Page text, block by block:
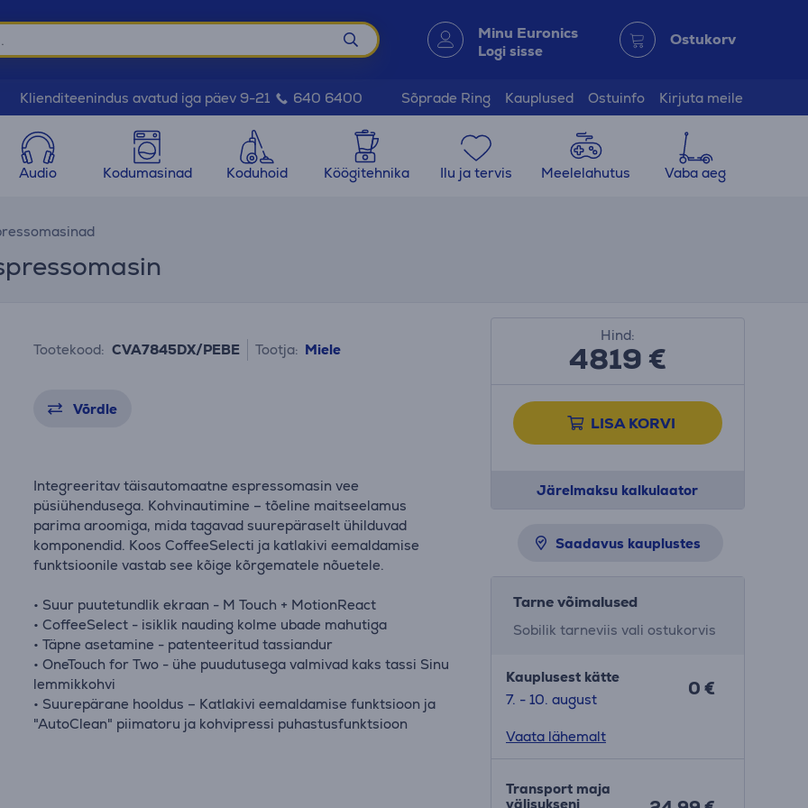
Minu Euronics
Logi sisse
Ostukorv
Klienditeenindus avatud iga päev 9-21 640 6400 Sõprade Ring Kauplused Ostuinfo Kirjuta meile
Audio Kodumasinad Koduhoid Köögitehnika Ilu ja tervis Meelelahutus Vaba aeg
Tootekood: CVA7845DX/PEBE Tootja: Miele
Võrdle
Integreeritav täisautomaatne espressomasin vee
püsiühendusega. Kohvinautimine – tõeline maitseelamus
parima aroomiga, mida tagavad suurepäraselt ühilduvad
komponendid. Koos CoffeeSelecti ja katlakivi eemaldamise
funktsioonile vastab see kõige kõrgematele nõuetele.
• Suur puutetundlik ekraan - M Touch + MotionReact
• CoffeeSelect - isiklik nauding kolme ubade mahutiga
• Täpne asetamine - patenteeritud tassiandur
• OneTouch for Two - ühe puudutusega valmivad kaks tassi Sinu
lemmikkohvi
• Suurepärane hooldus – Katlakivi eemaldamise funktsioon ja
"AutoClean" piimatoru ja kohvipressi puhastusfunktsioon
Hind:
4819 €
LISA KORVI
Järelmaksu kalkulaator
Saadavus kauplustes
Tarne võimalused
Sobilik tarneviis vali ostukorvis
Kauplusest kätte
7. - 10. august
0 €
Vaata lähemalt
Transport maja
välisukseni